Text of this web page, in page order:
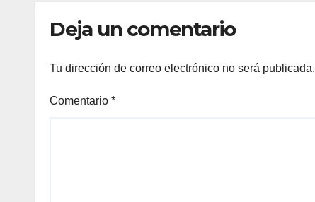
Deja un comentario
Tu dirección de correo electrónico no será publicada.
Comentario *